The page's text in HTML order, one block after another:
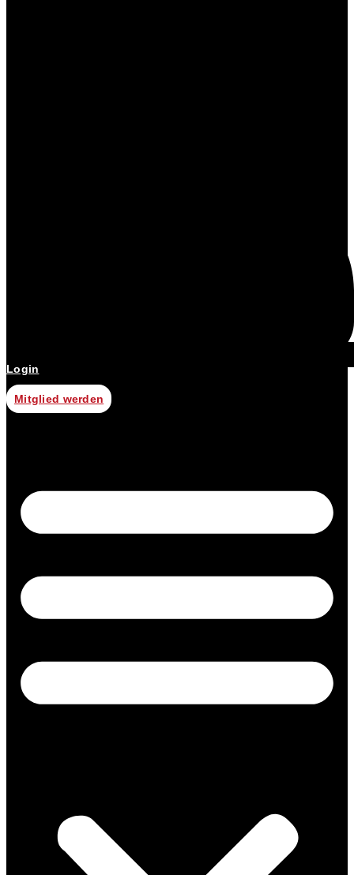
Login
Mitglied werden